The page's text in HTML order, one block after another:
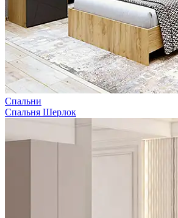
Спальни
Спальня Шерлок